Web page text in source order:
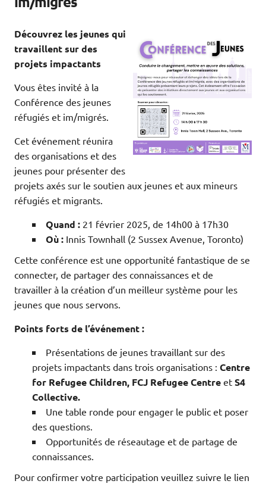
Découvrez les jeunes qui
travaillent sur des
projets impactants
Vous êtes invité à la
Conférence des jeunes
réfugiés et im/migrés.
Cet événement réunira
des organisations et des
jeunes pour présenter des
projets axés sur le soutien aux jeunes et aux mineurs
réfugiés et migrants.
Quand : 21 février 2025, de 14h00 à 17h30
Où : Innis Townhall (2 Sussex Avenue, Toronto)
Cette conférence est une opportunité fantastique de se
connecter, de partager des connaissances et de
travailler à la création d’un meilleur système pour les
jeunes que nous servons.
Points forts de l’événement :
Présentations de jeunes travaillant sur des
projets impactants dans trois organisations : Centre
for Refugee Children, FCJ Refugee Centre et S4
Collective.
Une table ronde pour engager le public et poser
des questions.
Opportunités de réseautage et de partage de
connaissances.
Pour confirmer votre participation veuillez suivre le lien